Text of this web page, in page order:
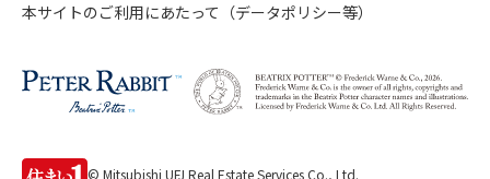
本サイトのご利用にあたって（データポリシー等）
© Mitsubishi UFJ Real Estate Services Co., Ltd.